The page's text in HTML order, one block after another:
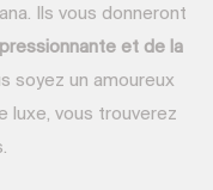
Ils vous donneront
et de la
soyez un amoureux
luxe, vous trouverez